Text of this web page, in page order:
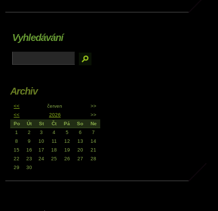
Vyhledávání
Archiv
<< červen
>>
<<
2026
>>
Po
Út St Čt Pá So
Ne
1
2 3 4 5 6
7
8
9 10 11 12 13
14
15
16 17 18 19 20
21
22
23 24 25 26 27
28
29
30